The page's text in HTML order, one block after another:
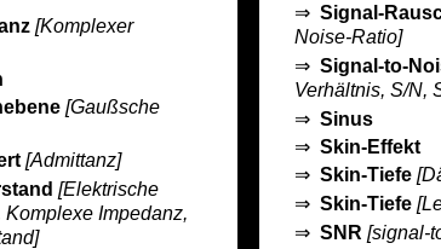
[Komplexer
[Gaußsche
[Admittanz]
[Elektrische
Impedanz,
⇒Signal-
Noise-Ratio]
⇒Signal-to-
Verhältnis, S/N,
⇒Sinus
⇒Skin-Effekt
⇒Skin-Tiefe
⇒Skin-Tiefe
⇒SNR [signal-